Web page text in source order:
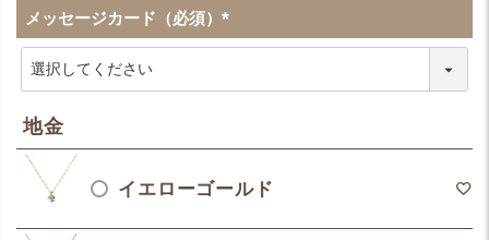
メッセージカード（必須）
(
地金
イエローゴールド